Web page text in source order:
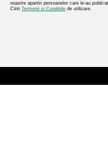
noastre apartin persoanelor care le-au
Cititi Termenii si Conditiile de utilizare.